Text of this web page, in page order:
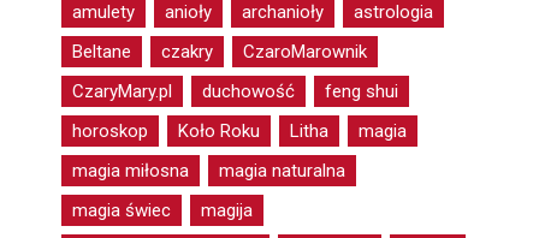
amulety anioły archanioły
astrologia
Beltane
czakry
CzaroMarownik
CzaryMary.pl
duchowość
feng shui
horoskop
Koło Roku Litha
magia
magia miłosna
magia naturalna
magia świec
magija